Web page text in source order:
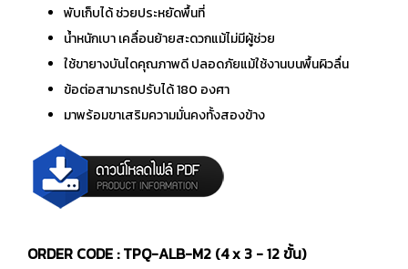
พับเก็บได้ ช่วยประหยัดพื้นที่
น้ำหนักเบา เคลื่อนย้ายสะดวกแม้ไม่มีผู้ช่วย
ใช้ขายางบันไดคุณภาพดี ปลอดภัยแม้ใช้งานบนพื้นผิวลื่น
ข้อต่อสามารถปรับได้ 180 องศา
มาพร้อมขาเสริมความมั่นคงทั้งสองข้าง
ORDER CODE : TPQ-ALB-M2 (4 x 3 - 12 ขั้น)